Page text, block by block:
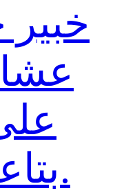
Haier بتاعتك.